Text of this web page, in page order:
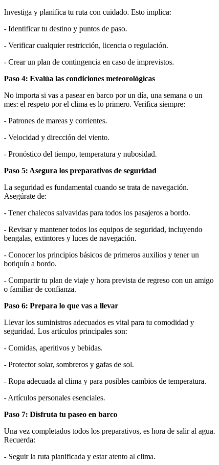
Investiga y planifica tu ruta con cuidado. Esto implica:
- Identificar tu destino y puntos de paso.
- Verificar cualquier restricción, licencia o regulación.
- Crear un plan de contingencia en caso de imprevistos.
Paso 4: Evalúa las condiciones meteorológicas
No importa si vas a pasear en barco por un día, una semana o un
mes: el respeto por el clima es lo primero. Verifica siempre:
- Patrones de mareas y corrientes.
- Velocidad y dirección del viento.
- Pronóstico del tiempo, temperatura y nubosidad.
Paso 5: Asegura los preparativos de seguridad
La seguridad es fundamental cuando se trata de navegación.
Asegúrate de:
- Tener chalecos salvavidas para todos los pasajeros a bordo.
- Revisar y mantener todos los equipos de seguridad, incluyendo
bengalas, extintores y luces de navegación.
- Conocer los principios básicos de primeros auxilios y tener un
botiquín a bordo.
- Compartir tu plan de viaje y hora prevista de regreso con un amigo
o familiar de confianza.
Paso 6: Prepara lo que vas a llevar
Llevar los suministros adecuados es vital para tu comodidad y
seguridad. Los artículos principales son:
- Comidas, aperitivos y bebidas.
- Protector solar, sombreros y gafas de sol.
- Ropa adecuada al clima y para posibles cambios de temperatura.
- Artículos personales esenciales.
Paso 7: Disfruta tu paseo en barco
Una vez completados todos los preparativos, es hora de salir al agua.
Recuerda:
- Seguir la ruta planificada y estar atento al clima.